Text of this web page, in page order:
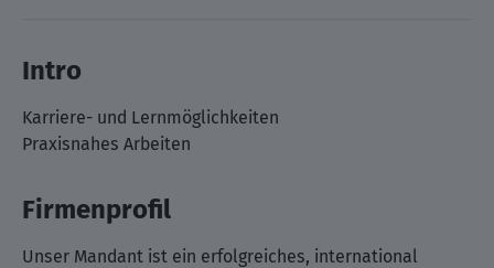
Intro
Karriere- und Lernmöglichkeiten
Praxisnahes Arbeiten
Firmenprofil
Unser Mandant ist ein erfolgreiches, international